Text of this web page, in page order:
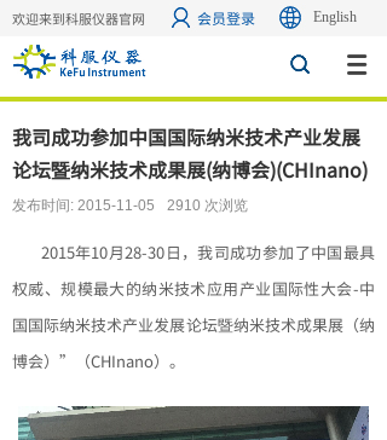
搜索
English
欢迎来到科服仪器官网 会员登录
我司成功参加中国国际纳米技术产业发展
论坛暨纳米技术成果展(纳博会)(CHInano)
发布时间: 2015-11-05 2910 次浏览
2015年10月28-30日，我司成功参加了中国最具
权威、规模最大的纳米技术应用产业国际性大会-中
国国际纳米技术产业发展论坛暨纳米技术成果展（纳
博会）”（CHInano）。